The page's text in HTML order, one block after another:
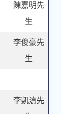
陳嘉明先
生
李俊豪先
生
李凱濤先